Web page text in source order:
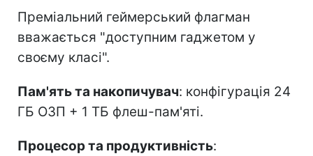
Преміальний геймерський флагман
вважається "доступним гаджетом у
своєму класі".
Пам'ять та накопичувач: конфігурація 24
ГБ ОЗП + 1 ТБ флеш-пам'яті.
Процесор та продуктивність: